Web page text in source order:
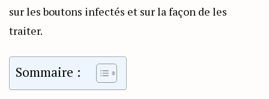
sur les boutons infectés et sur la façon de les
traiter.
Sommaire :